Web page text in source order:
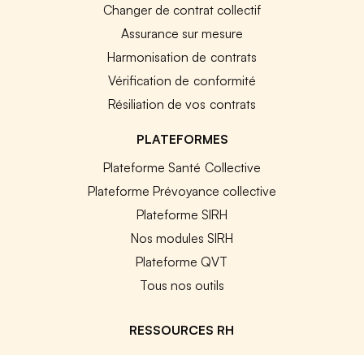
Changer de contrat collectif
Assurance sur mesure
Harmonisation de contrats
Vérification de conformité
Résiliation de vos contrats
PLATEFORMES
Plateforme Santé Collective
Plateforme Prévoyance collective
Plateforme SIRH
Nos modules SIRH
Plateforme QVT
Tous nos outils
RESSOURCES RH